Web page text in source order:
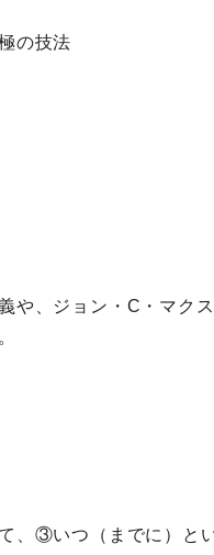
の技法
や、 ジョン・C・マク
、③いつ（までに）と